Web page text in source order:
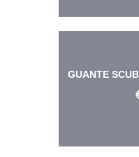
GUANTE